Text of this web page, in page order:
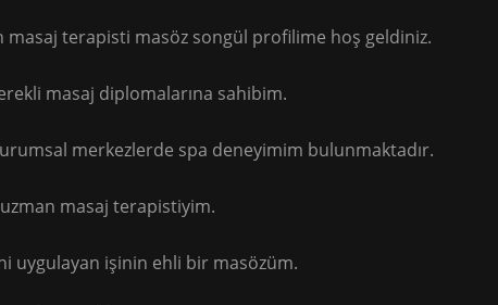
masaj terapisti masöz songül profilime hoş geldiniz.
masaj diplomalarına sahibim.
merkezlerde spa deneyimim bulunmaktadır.
masaj terapistiyim.
uygulayan işinin ehli bir masözüm.